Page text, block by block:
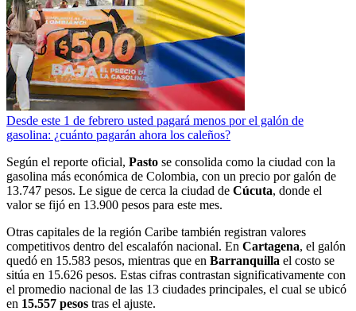
Desde este 1 de febrero usted pagará menos por el galón de
gasolina: ¿cuánto pagarán ahora los caleños?
Según el reporte oficial, Pasto se consolida como la ciudad con la
gasolina más económica de Colombia, con un precio por galón de
13.747 pesos. Le sigue de cerca la ciudad de Cúcuta, donde el
valor se fijó en 13.900 pesos para este mes.
Otras capitales de la región Caribe también registran valores
competitivos dentro del escalafón nacional. En Cartagena, el galón
quedó en 15.583 pesos, mientras que en Barranquilla el costo se
sitúa en 15.626 pesos. Estas cifras contrastan significativamente con
el promedio nacional de las 13 ciudades principales, el cual se ubicó
en 15.557 pesos tras el ajuste.